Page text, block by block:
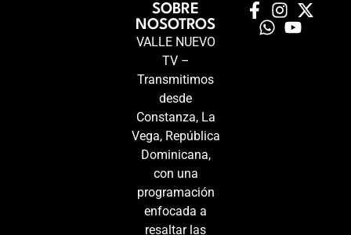
SOBRE
NOSOTROS
VALLE NUEVO
TV –
Transmitimos
desde
Constanza, La
Vega, República
Dominicana,
con una
programación
enfocada a
resaltar las